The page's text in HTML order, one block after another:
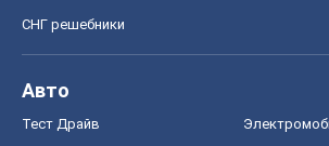
СНГ решебники
Авто
Тест Драйв